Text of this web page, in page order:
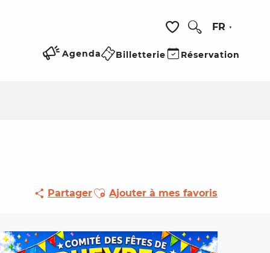
Voir les favoris
FR
Agenda Billetterie Réservation
PartagerAjouter aux favoris
Ajouter à mes favoris